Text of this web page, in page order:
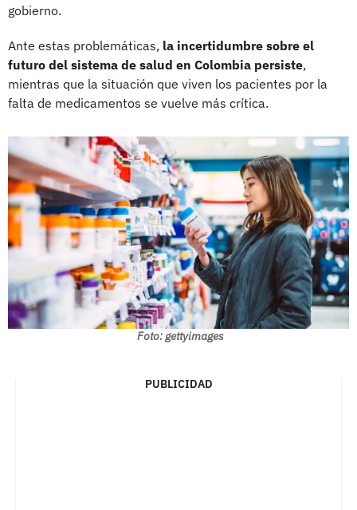
gobierno.
Ante estas problemáticas, la incertidumbre sobre el
futuro del sistema de salud en Colombia persiste,
mientras que la situación que viven los pacientes por la
falta de medicamentos se vuelve más crítica.
Foto: gettyimages
PUBLICIDAD